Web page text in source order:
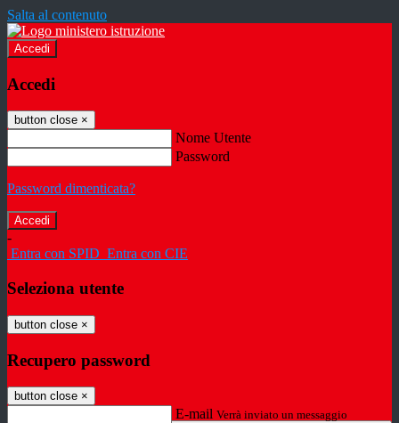
Salta al contenuto
Accedi
Accedi
button close ×
Nome Utente
Password
Password dimenticata?
-
Entra con SPID Entra con CIE
Seleziona utente
button close ×
Recupero password
button close ×
E-mail Verrà inviato un messaggio